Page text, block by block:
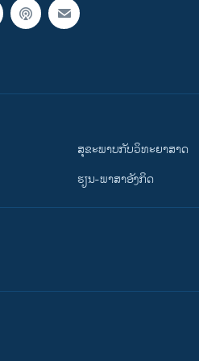
ສຸຂະພາບກັບວິທະຍາສາດ
ຮຽນ-ພາສາອັງກິດ